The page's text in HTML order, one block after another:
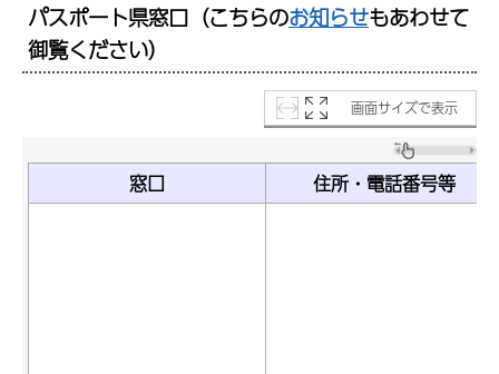
パスポート県窓口 （こちらのお知らせもあわせて
御覧ください）
画面サイズで表示
窓口 住所・電話番号等